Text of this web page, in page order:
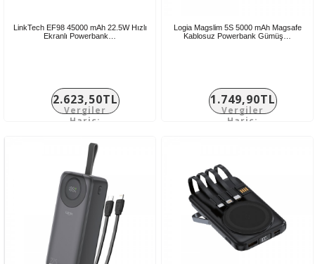
LinkTech EF98 45000 mAh 22.5W Hızlı
Ekranlı Powerbank…
2.623,50TL
Vergiler
Hariç:
Logia Magslim 5S 5000 mAh Magsafe
Kablosuz Powerbank Gümüş…
1.749,90TL
Vergiler
Hariç: